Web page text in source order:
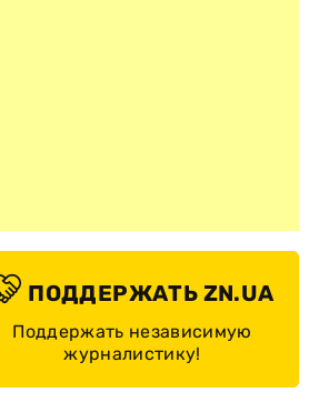
ПОДДЕРЖАТЬ ZN.UA
Поддержать независимую
журналистику!